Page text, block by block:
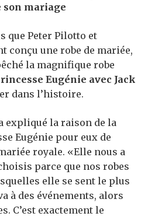
son mariage
que Peter Pilotto et
conçu une robe de mariée,
la magnifique robe
Eugénie avec Jack
dans l’histoire.
expliqué la raison de la
Eugénie pour eux de
royale. «Elle nous a
parce que nos robes
elle se sent le plus
à des événements, alors
C’est exactement le